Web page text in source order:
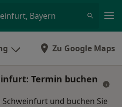
Bayern
Zu Google Maps
Termin buchen
Schweinfurt und buchen Sie